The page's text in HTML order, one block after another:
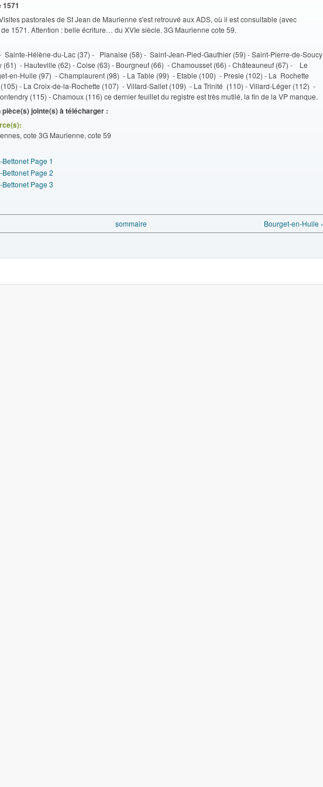
pastorales de St Jean de Maurienne s'est retrouvé aux ADS, où il est consultable (avec
1571. Attention : belle écriture… du XVIe siècle. 3G Maurienne cote 59.
Sainte-Hélène-du-Lac (37) - Planaise (58) - Saint-Jean-Pied-Gauthier (59) - Saint-Pierre-de-Soucy
(61) - Hauteville (62) - Coise (63) - Bourgneuf (66) - Chamousset (66) - Châteauneuf (67) - Le
en-Huile (97) - Champlaurent (98) - La Table (99) - Etable (100) - Presle (102) - La Rochette
- La Croix-de-la-Rochette (107) - VilIard-Sallet (109) - La Trinité (110) - Villard-Léger (112) -
(115) - Chamoux (116) ce dernier feuillet du registre est très mutilé, la fin de la VP manque.
jointe(s) à télécharger :
cote 3G Maurienne, cote 59
Page 1
Page 2
Page 3
sommaire Bourget-en-Huile ›